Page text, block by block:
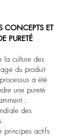
CONCEPTS ET
PURETÉ
la culture des
du produit
a été
une pureté
:
des
principes actifs